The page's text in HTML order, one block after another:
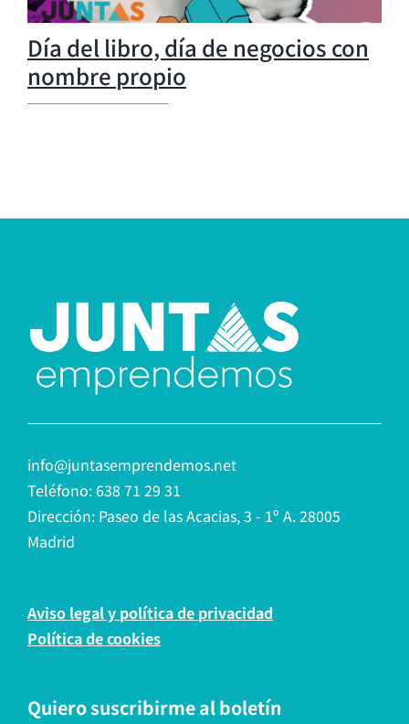
Día del libro, día de negocios con
nombre propio
info@juntasemprendemos.net
Teléfono: 638 71 29 31
Dirección: Paseo de las Acacias, 3 - 1º A. 28005
Madrid
Aviso legal y política de privacidad
Política de cookies
Quiero suscribirme al boletín